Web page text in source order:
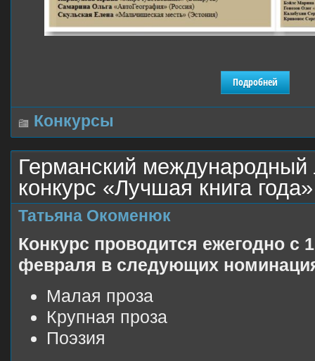
Подробней
Конкурсы
Германский международный
конкурс «Лучшая книга года»
Татьяна Окоменюк
Конкурс проводится ежегодно с
февраля в следующих
Малая проза
Крупная проза
Поэзия